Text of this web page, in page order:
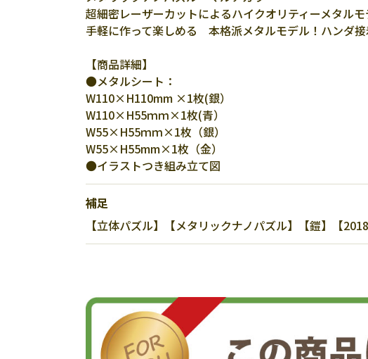
超細密レーザーカットによるハイクオリティーメタル
手軽に作って楽しめる 本格派メタルモデル！ハンダ接
【商品詳細】
●メタルシート：
W110×H110mm ×1枚(銀）
W110×H55ｍｍ×1枚(青）
W55×H55ｍｍ×1枚（銀）
W55×H55mm×1枚（金）
●イラストつき組み立て図
補足
【立体パズル】【メタリックナノパズル】【鎧】【